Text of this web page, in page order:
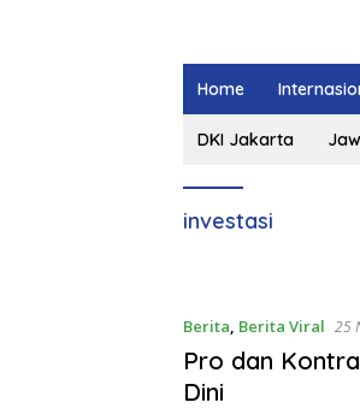
Home
DKI Jakarta
investasi
Berita, Berita Viral 25
Pro dan
Dini